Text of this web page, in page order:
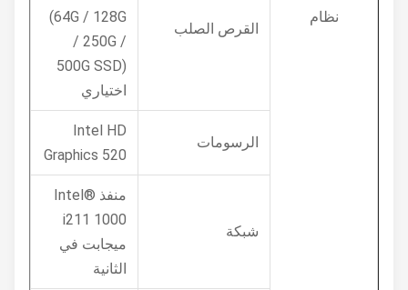
القرص الصلب
(64G / 128G
/ 250G /
500G SSD)
اختياري
الرسومات
Intel HD
Graphics 520
شبكة
منفذ Intel®
i211 1000
ميجابت في
الثانية